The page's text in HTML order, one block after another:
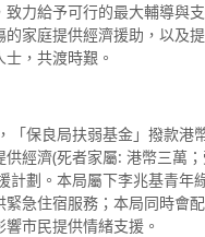
力給予可行的最大輔導與
家庭提供經濟援助，以及
，共渡時艱。
「保良局扶弱基金」撥款港
供經濟(死者家屬: 港幣三萬
計劃。本局屬下李兆基青年
急住宿服務；本局同時會
市民提供情緒支援。